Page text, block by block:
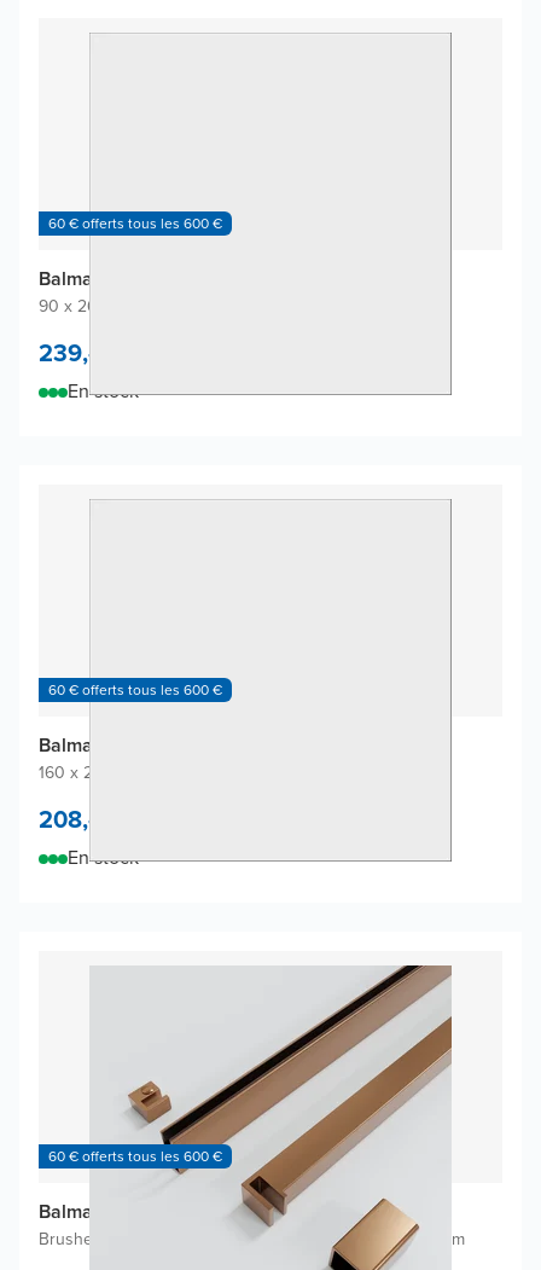
60 € offerts tous les 600 €
Balmani Piatto revêtement mural de douche
90 x 260 cm
239,-
En stock
60 € offerts tous les 600 €
Balmani Piatto revêtement mural de douche
160 x 220 cm
208,-
En stock
60 € offerts tous les 600 €
Balmani Modular Flat ensemble de profils
Brushed Rosegold À placer à gauche ou à droite|200 cm